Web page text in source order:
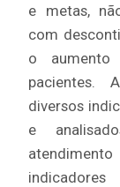
e metas,
com
o
pacientes.
diversos
e